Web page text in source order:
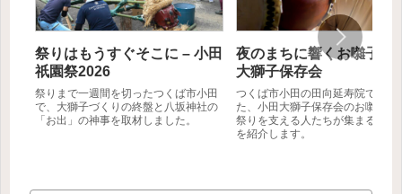
祭りはもうすぐそこに – 小田
祇園祭2026
祭りまで一週間を切ったつくば市小田
で、大獅子づくりの終盤と八坂神社の
「お出」の神事を取材しました。
夜のまちに響くお囃子 –
大獅子保存会
つくば市小田の田向延寿院で行わ
た、小田大獅子保存会のお囃子練
祭りを支える人たちが集まる夏の
を紹介します。